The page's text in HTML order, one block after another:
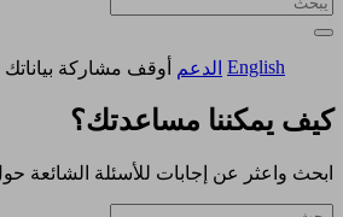
English الدعم أوقف مشاركة
كيف يمكننا مساعدتك؟
ابحث واعثر عن إجابات للأسئلة الشائعة